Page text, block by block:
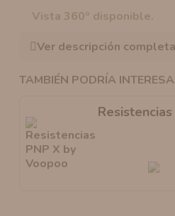
Vista 360º disponible.
Ver descripción completa
TAMBIÉN PODRÍA